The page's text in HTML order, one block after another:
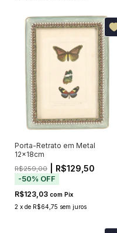
Porta-Retrato em Metal
12x18cm
R$259,00 | R$129,50
-50% OFF
R$123,03 com Pix
2 x de R$64,75 sem juros